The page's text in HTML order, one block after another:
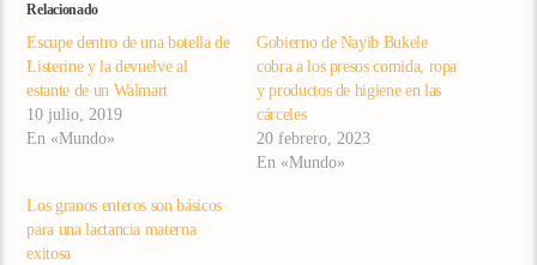
Relacionado
Escupe dentro de una botella de
Listerine y la devuelve al
estante de un Walmart
10 julio, 2019
En «Mundo»
Gobierno de Nayib Bukele
cobra a los presos comida, ropa
y productos de higiene en las
cárceles
20 febrero, 2023
En «Mundo»
Los granos enteros son básicos
para una lactancia materna
exitosa